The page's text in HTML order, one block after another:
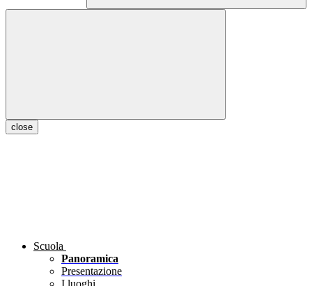
close
Scuola
Panoramica
Presentazione